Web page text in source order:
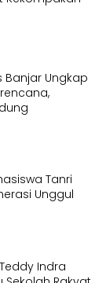
Banjar Ungkap
Tanri
Unggul
Indra